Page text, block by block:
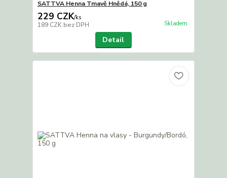
SATTVA Henna Tmavě Hnědá, 150 g
229 CZK/ks
189 CZK bez DPH Skladem
Detail